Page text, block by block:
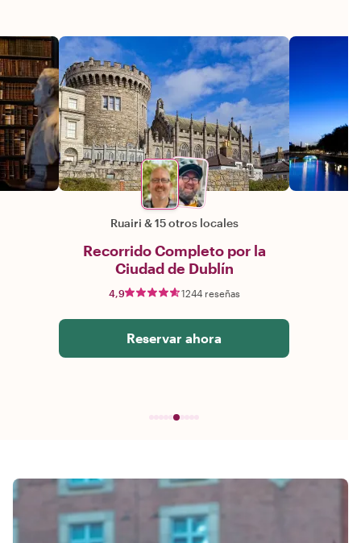
Ruairi &15 otros locales
Recorrido Completo por la
Ciudad de Dublín
4,9 1244 reseñas
Reservar ahora